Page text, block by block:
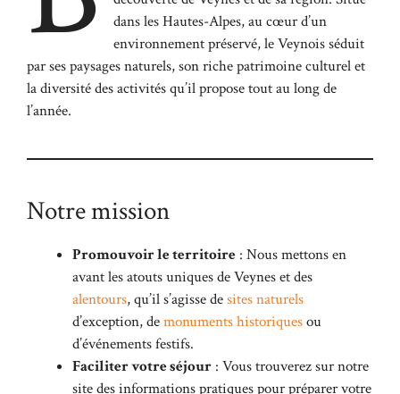
dans les Hautes-Alpes, au cœur d’un
environnement préservé, le Veynois séduit
par ses paysages naturels, son riche patrimoine culturel et
la diversité des activités qu’il propose tout au long de
l’année.
Notre mission
Promouvoir le territoire : Nous mettons en
avant les atouts uniques de Veynes et des
alentours, qu’il s’agisse desites naturels
d’exception, demonuments historiquesou
d’événements festifs.
Faciliter votre séjour : Vous trouverez sur notre
site des informations pratiques pour préparer votre